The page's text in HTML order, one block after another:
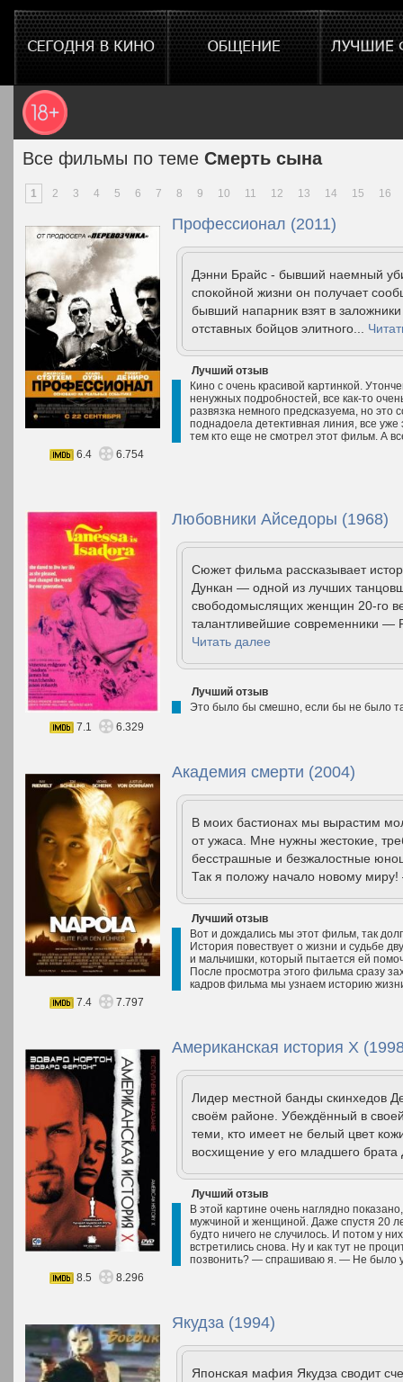
Все фильмы по теме Смерть сына
1 2 3 4 5 6 7 8 9 10 11 12 13 14 15 16
Профессионал (2011)
Дэнни Брайс - бывший наемный
спокойной жизни он получает
бывший напарник взят в
отставных бойцов элитного...
Лучший отзыв
Кино с очень красивой картинкой.
ненужных подробностей, все как-то
развязка немного предсказуема, но это
поднадоела детективная линия, все уже
тем кто еще не смотрел этот фильм. А
6.4
6.754
Любовники Айседоры (1968)
Сюжет фильма рассказывает
Дункан — одной из лучших
свободомыслящих женщин 20-го
талантливейшие современники —
Читать далее
Лучший отзыв
Это было бы смешно, если бы не было
7.1
6.329
Академия смерти (2004)
В моих бастионах мы вырастим
от ужаса. Мне нужны жестокие,
бесстрашные и безжалостные
Так я положу начало новому
Лучший отзыв
Вот и дождались мы этот фильм, так
История повествует о жизни и судьбе
и мальчишки, который пытается ей
После просмотра этого фильма сразу
кадров фильма мы узнаем историю
7.4
7.797
Американская история Х
Лидер местной банды скинхедов
своём районе. Убеждённый в
теми, кто имеет не белый цвет
восхищение у его младшего
Лучший отзыв
В этой картине очень наглядно
мужчиной и женщиной. Даже спустя 20
будто ничего не случилось. И потом у
встретились снова. Ну и как тут не
позвонить? — спрашиваю я. — Не было
8.5
8.296
Якудза (1994)
Японская мафия Якудза сводит